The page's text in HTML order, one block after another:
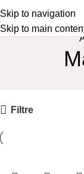
Skip to navigation
Skip to main
Filtre